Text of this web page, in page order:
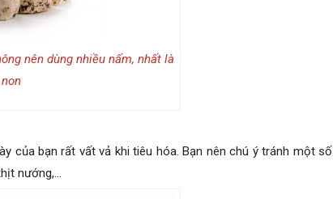
nên dùng nhiều nấm, nhất là
của bạn rất vất vả khi tiêu hóa. Bạn nên chú ý tránh một số
nướng,…